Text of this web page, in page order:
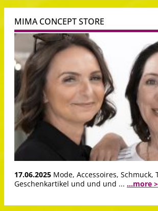
MIMA CONCEPT STORE
17.06.2025 Mode, Accessoires, Schmuck,
Geschenkartikel und und und ... ...more